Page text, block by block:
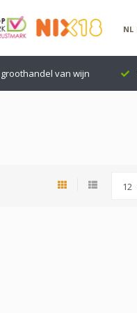
NL
van wijn